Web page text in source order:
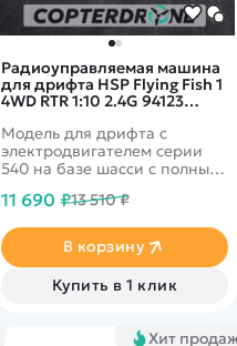
Радиоуправляемая машина
для дрифта HSP Flying Fish 1
4WD RTR 1:10 2.4G 94123
Модель для дрифта с
электродвигателем серии
540 на базе шасси с полным
11 690 ₽13 510 ₽
В корзину
Купить в 1 клик
Хит